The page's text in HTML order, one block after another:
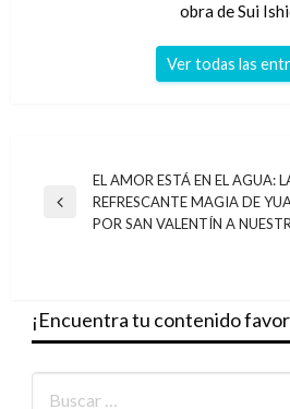
obra de Sui
Ver todas las
Navegación
de
Entrada
anterior
EL AMOR ESTÁ EN EL AGUA:
REFRESCANTE MAGIA DE
POR SAN VALENTÍN A
¡Encuentra tu contenido